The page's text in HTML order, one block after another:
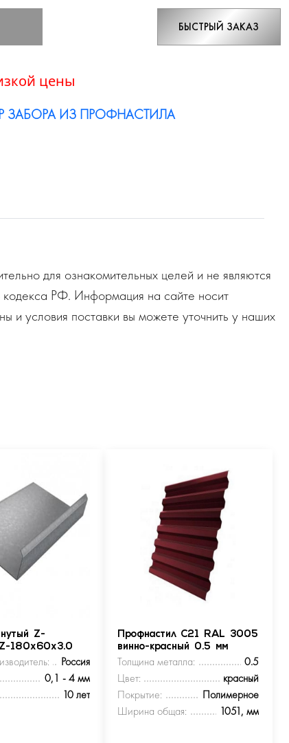
БЫСТРЫЙ ЗАКАЗ
цены
ЗАБОРА ИЗ ПРОФНАСТИЛА
для ознакомительных целей и не являются
РФ. Информация на сайте носит
и условия поставки вы можете уточнить у наших
Z-
180х60х3.0
Россия
0,1 - 4 мм
10 лет
Профнастил С21 RAL 3005
винно-красный 0.5 мм
Толщина металла:
0.5
Цвет:
красный
Покрытие:
Полимерное
Ширина общая:
1051, мм